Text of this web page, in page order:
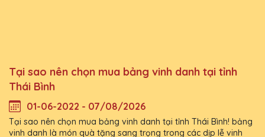
Tại sao nên chọn mua bảng vinh danh tại tỉnh
Thái Bình
01-06-2022 - 07/08/2026
Tại sao nên chọn mua bảng vinh danh tại tỉnh Thái Bình! bảng
vinh danh là món quà tặng sang trọng trong các dịp lễ vinh